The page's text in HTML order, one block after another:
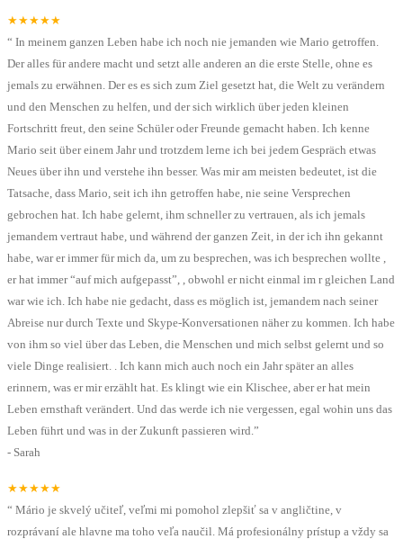
★★★★★
“ In meinem ganzen Leben habe ich noch nie jemanden wie Mario getroffen.
Der alles für andere macht und setzt alle anderen an die erste Stelle, ohne es
jemals zu erwähnen. Der es es sich zum Ziel gesetzt hat, die Welt zu verändern
und den Menschen zu helfen, und der sich wirklich über jeden kleinen
Fortschritt freut, den seine Schüler oder Freunde gemacht haben. Ich kenne
Mario seit über einem Jahr und trotzdem lerne ich bei jedem Gespräch etwas
Neues über ihn und verstehe ihn besser. Was mir am meisten bedeutet, ist die
Tatsache, dass Mario, seit ich ihn getroffen habe, nie seine Versprechen
gebrochen hat. Ich habe gelernt, ihm schneller zu vertrauen, als ich jemals
jemandem vertraut habe, und während der ganzen Zeit, in der ich ihn gekannt
habe, war er immer für mich da, um zu besprechen, was ich besprechen wollte ,
er hat immer “auf mich aufgepasst”, , obwohl er nicht einmal im r gleichen Land
war wie ich. Ich habe nie gedacht, dass es möglich ist, jemandem nach seiner
Abreise nur durch Texte und Skype-Konversationen näher zu kommen. Ich habe
von ihm so viel über das Leben, die Menschen und mich selbst gelernt und so
viele Dinge realisiert. . Ich kann mich auch noch ein Jahr später an alles
erinnern, was er mir erzählt hat. Es klingt wie ein Klischee, aber er hat mein
Leben ernsthaft verändert. Und das werde ich nie vergessen, egal wohin uns das
Leben führt und was in der Zukunft passieren wird.”
- Sarah
★★★★★
“ Mário je skvelý učiteľ, veľmi mi pomohol zlepšiť sa v angličtine, v
rozprávaní ale hlavne ma toho veľa naučil. Má profesionálny prístup a vždy sa